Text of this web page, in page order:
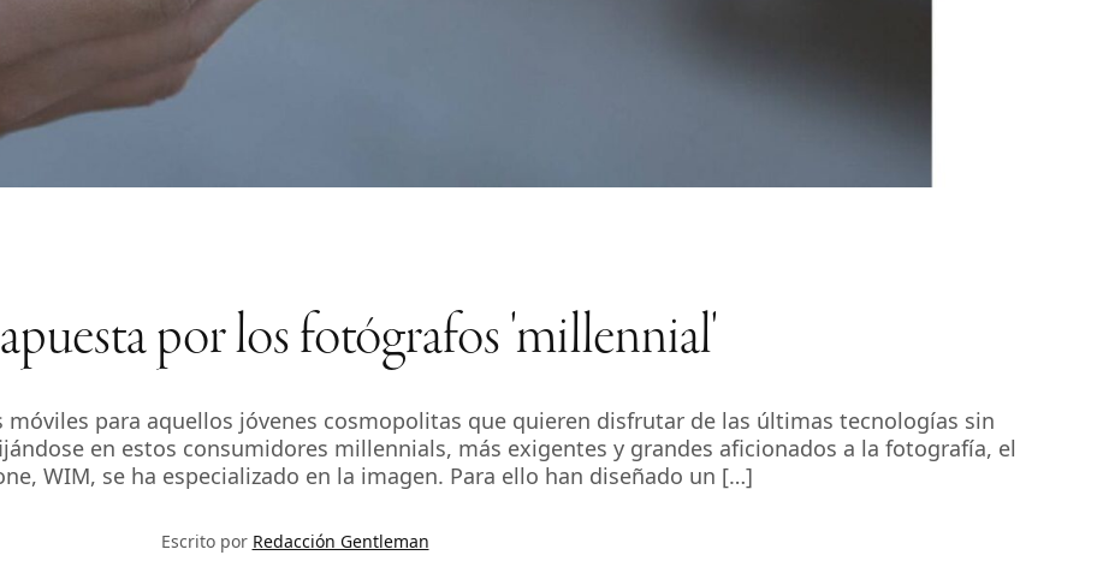
por los fotógrafos 'millennial'
móviles para aquellos jóvenes cosmopolitas que quieren disfrutar de las últimas tecnologías sin
en estos consumidores millennials, más exigentes y grandes aficionados a la fotografía, el
WIM, se ha especializado en la imagen. Para ello han diseñado un […]
Escrito por Redacción Gentleman